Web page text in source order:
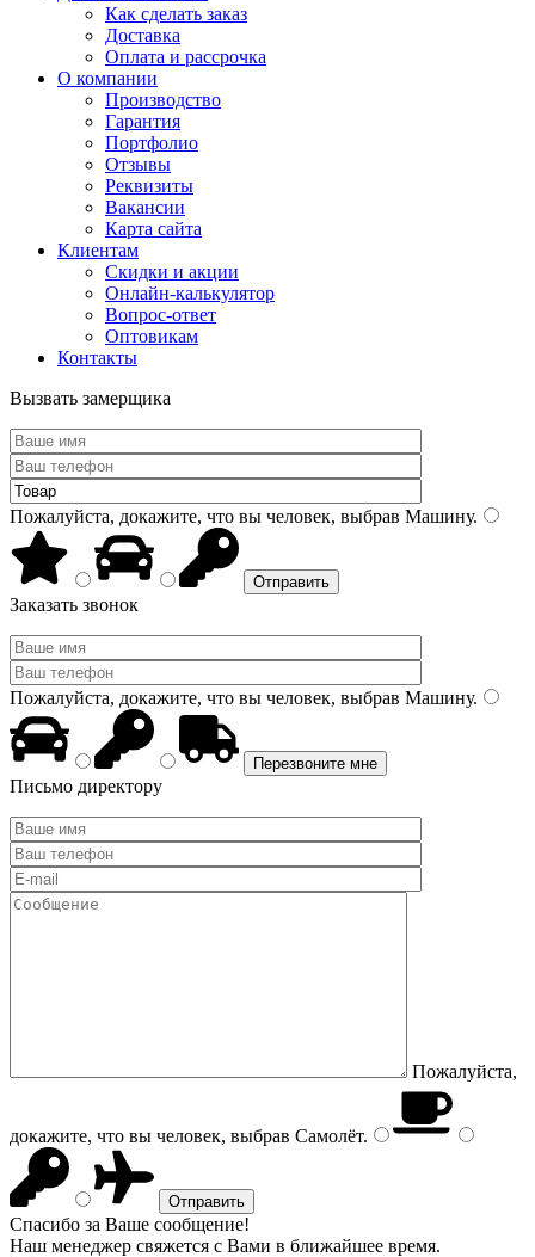
Как сделать заказ
Доставка
Оплата и рассрочка
О компании
Производство
Гарантия
Портфолио
Отзывы
Реквизиты
Вакансии
Карта сайта
Клиентам
Скидки и акции
Онлайн-калькулятор
Вопрос-ответ
Оптовикам
Контакты
Вызвать замерщика
Пожалуйста, докажите, что вы человек, выбрав Машину.
Заказать звонок
Пожалуйста, докажите, что вы человек, выбрав Машину.
Письмо директору
Пожалуйста,
докажите, что вы человек, выбрав Самолёт.
Спасибо за Ваше сообщение!
Наш менеджер свяжется с Вами в ближайшее время.